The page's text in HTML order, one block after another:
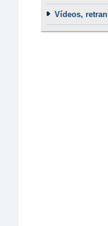
Vídeos,